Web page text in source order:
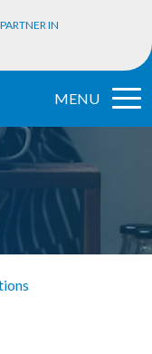
IN
MENU